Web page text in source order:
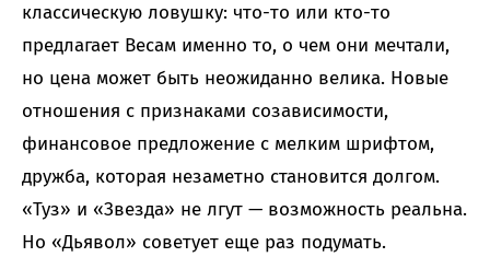
классическую ловушку: что-то или кто-то
предлагает Весам именно то, о чем они мечтали,
но цена может быть неожиданно велика. Новые
отношения с признаками созависимости,
финансовое предложение с мелким шрифтом,
дружба, которая незаметно становится долгом.
«Туз» и «Звезда» не лгут — возможность реальна.
Но «Дьявол» советует еще раз подумать.